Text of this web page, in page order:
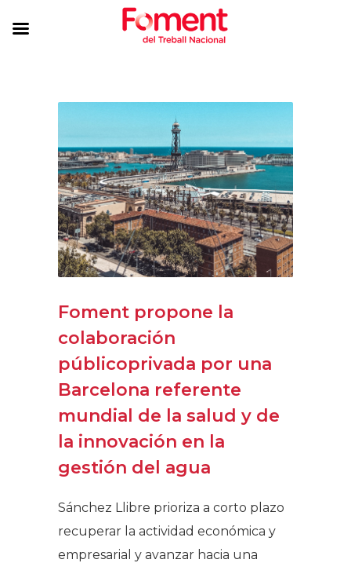
Foment propone la
colaboración
públicoprivada por una
Barcelona referente
mundial de la salud y de
la innovación en la
gestión del agua
Sánchez Llibre prioriza a corto plazo
recuperar la actividad económica y
empresarial y avanzar hacia una